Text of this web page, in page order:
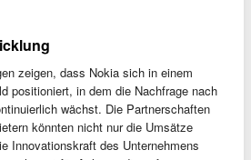
zeigen, dass Nokia sich in einem
positioniert, in dem die Nachfrage nach
wächst. Die Partnerschaften
könnten nicht nur die Umsätze
Innovationskraft des Unternehmens